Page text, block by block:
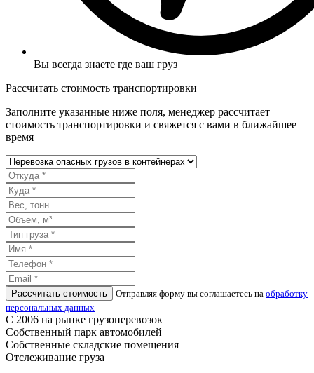
Вы всегда знаете где ваш груз
Рассчитать стоимость транспортировки
Заполните указанные ниже поля, менеджер рассчитает
стоимость транспортировки и свяжется с вами в ближайшее
время
Рассчитать стоимость Отправляя форму вы соглашаетесь на обработку
персональных данных
С 2006 на рынке грузоперевозок
Собственный парк автомобилей
Собственные складские помещения
Отслеживание груза